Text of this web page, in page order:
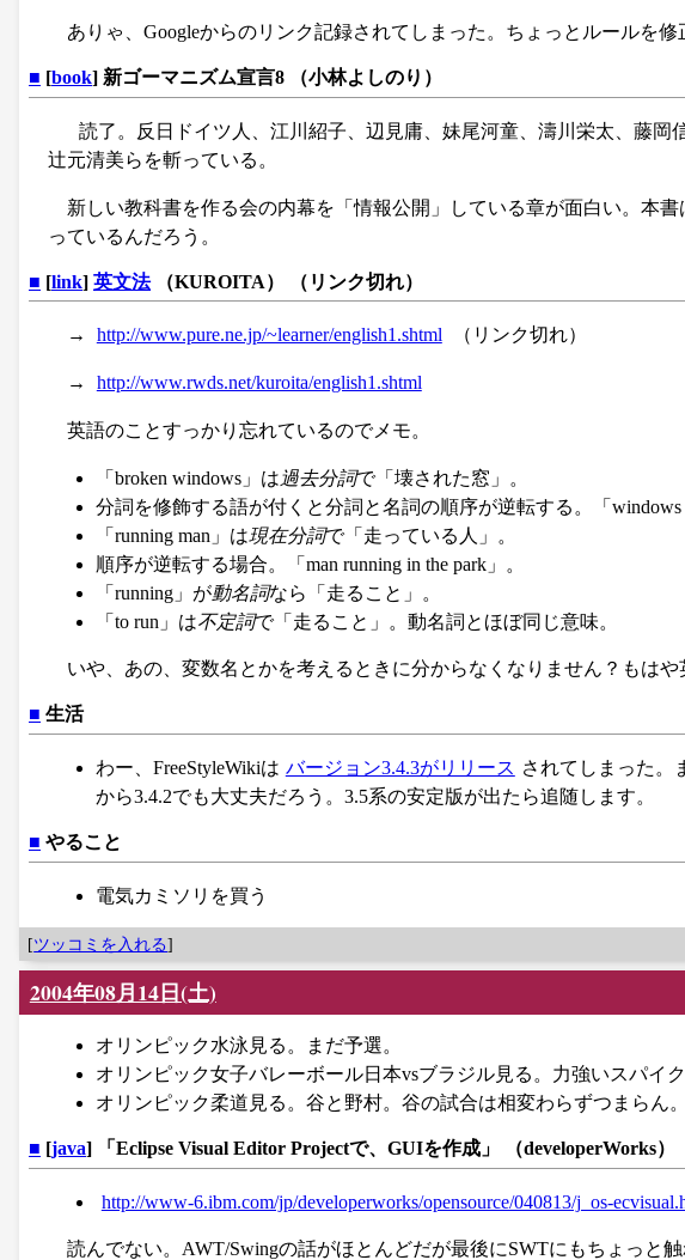
ありゃ、Googleからのリンク記録されてしまった。ちょっとルールを修
■ [book] 新ゴーマニズム宣言8 （小林よしのり）
読了。反日ドイツ人、江川紹子、辺見庸、妹尾河童、濤川栄太、藤岡
辻元清美らを斬っている。
新しい教科書を作る会の内幕を「情報公開」している章が面白い。本
っているんだろう。
■ [link] 英文法（KUROITA） （リンク切れ）
→ http://www.pure.ne.jp/~learner/english1.shtml （リンク切れ）
→ http://www.rwds.net/kuroita/english1.shtml
英語のことすっかり忘れているのでメモ。
「broken windows」は過去分詞で「壊された窓」。
分詞を修飾する語が付くと分詞と名詞の順序が逆転する。「windows
「running man」は現在分詞で「走っている人」。
順序が逆転する場合。「man running in the park」。
「running」が動名詞なら「走ること」。
「to run」は不定詞で「走ること」。動名詞とほぼ同じ意味。
いや、あの、変数名とかを考えるときに分からなくなりません？もはや
■ 生活
わー、FreeStyleWikiは バージョン3.4.3がリリース されてしまった。
から3.4.2でも大丈夫だろう。3.5系の安定版が出たら追随します。
■ やること
電気カミソリを買う
[ツッコミを入れる]
2004年08月14日(土)
オリンピック水泳見る。まだ予選。
オリンピック女子バレーボール日本vsブラジル見る。力強いスパイ
オリンピック柔道見る。谷と野村。谷の試合は相変わらずつまらん
■ [java] 「Eclipse Visual Editor Projectで、GUIを作成」 （developerWorks）
http://www-6.ibm.com/jp/developerworks/opensource/040813/j_os-
読んでない。AWT/Swingの話がほとんどだが最後にSWTにもちょっと触